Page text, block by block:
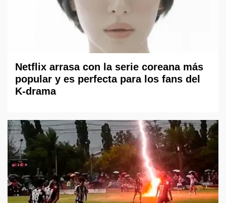
Netflix arrasa con la serie coreana más
popular y es perfecta para los fans del
K-drama